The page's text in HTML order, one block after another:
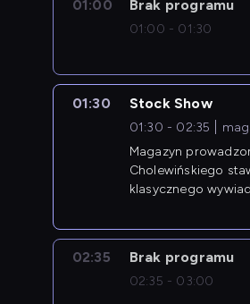
01:00 Brak programu
01:00 - 01:30
01:30 Stock Show
01:30 - 02:35
Magazyn
Cholewińskiego
klasycznego
02:35 Brak programu
02:35 - 03:00